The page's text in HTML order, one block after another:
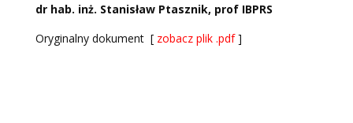
dr hab. inż. Stanisław Ptasznik, prof IBPRS
Oryginalny dokument [ zobacz plik .pdf]